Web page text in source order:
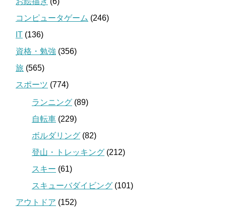
コンピュータゲーム (246)
IT (136)
資格・勉強 (356)
旅 (565)
スポーツ (774)
ランニング (89)
自転車 (229)
ボルダリング (82)
登山・トレッキング (212)
スキー (61)
スキューバダイビング (101)
アウトドア (152)